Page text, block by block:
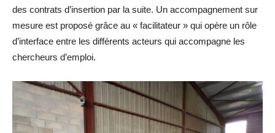
des contrats d’insertion par la suite. Un accompagnement sur
mesure est proposé grâce au « facilitateur » qui opère un rôle
d’interface entre les différents acteurs qui accompagne les
chercheurs d’emploi.